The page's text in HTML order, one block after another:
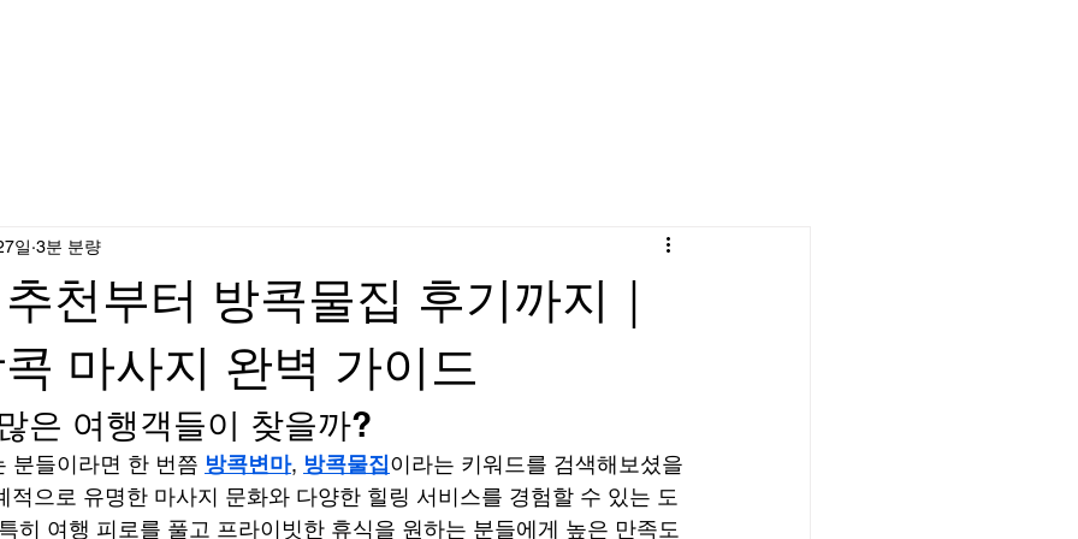
천부터 방콕물집 후기까지｜
마사지 완벽 가이드
일 3분 분량
은 여행객들이 찾을까?
분들이라면 한 번쯤 방콕변마, 방콕물집이라는 키워드를 검색해보셨을
적으로 유명한 마사지 문화와 다양한 힐링 서비스를 경험할 수 있는 도
히 여행 피로를 풀고 프라이빗한 휴식을 원하는 분들에게 높은 만족도